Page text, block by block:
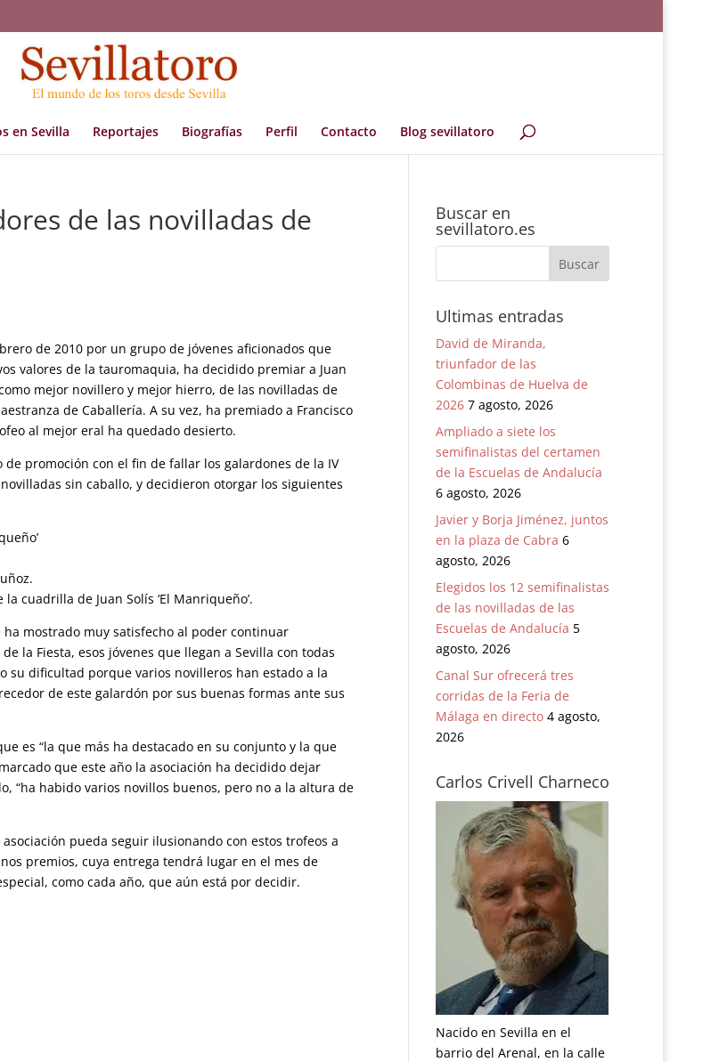
en Sevilla Reportajes Biografías Perfil Contacto Blog sevillatoro
de las novilladas de
de 2010 por un grupo de jóvenes aficionados que
valores de la tauromaquia, ha decidido premiar a Juan
mejor novillero y mejor hierro, de las novilladas de
de Caballería. A su vez, ha premiado a Francisco
al mejor eral ha quedado desierto.
promoción con el fin de fallar los galardones de la IV
sin caballo, y decidieron otorgar los siguientes
la cuadrilla de Juan Solís ‘El Manriqueño’.
ha mostrado muy satisfecho al poder continuar
la Fiesta, esos jóvenes que llegan a Sevilla con todas
su dificultad porque varios novilleros han estado a la
de este galardón por sus buenas formas ante sus
es “la que más ha destacado en su conjunto y la que
que este año la asociación ha decidido dejar
“ha habido varios novillos buenos, pero no a la altura de
pueda seguir ilusionando con estos trofeos a
premios, cuya entrega tendrá lugar en el mes de
como cada año, que aún está por decidir.
Buscar en
sevillatoro.es
Ultimas entradas
David de Miranda,
triunfador de las
Colombinas de Huelva de
2026 7 agosto, 2026
Ampliado a siete los
semifinalistas del certamen
de la Escuelas de Andalucía
6 agosto, 2026
Javier y Borja Jiménez, juntos
en la plaza de Cabra 6
agosto, 2026
Elegidos los 12 semifinalistas
de las novilladas de las
Escuelas de Andalucía 5
agosto, 2026
Canal Sur ofrecerá tres
corridas de la Feria de
Málaga en directo 4 agosto,
2026
Carlos Crivell Charneco
Nacido en Sevilla en el
barrio del Arenal, en la calle